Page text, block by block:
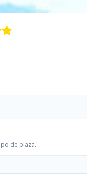
de plaza.